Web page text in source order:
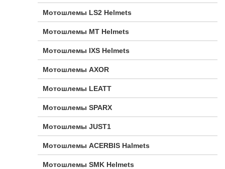
Мотошлемы LS2 Helmets
Мотошлемы MT Helmets
Мотошлемы IXS Helmets
Мотошлемы AXOR
Мотошлемы LEATT
Мотошлемы SPARX
Мотошлемы JUST1
Мотошлемы ACERBIS Halmets
Мотошлемы SMK Helmets